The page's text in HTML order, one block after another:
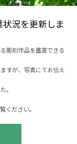
況を更新しま
彫刻作品を鑑賞できる
すが、写真にてお伝え
。
ください。